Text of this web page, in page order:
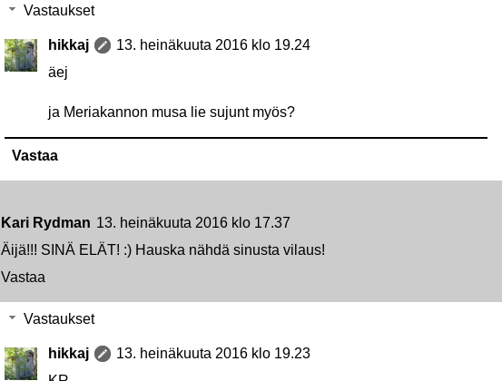
Vastaukset
hikkaj
13. heinäkuuta 2016 klo 19.24
äej
ja Meriakannon musa lie sujunt myös?
Vastaa
Kari Rydman 13. heinäkuuta 2016 klo 17.37
Äijä!!! SINÄ ELÄT! :) Hauska nähdä sinusta vilaus!
Vastaa
Vastaukset
hikkaj
13. heinäkuuta 2016 klo 19.23